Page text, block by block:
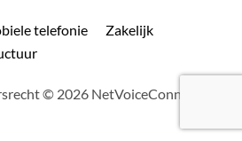
telefonie
Zakelijk
© 2026 NetVoiceConnect.com